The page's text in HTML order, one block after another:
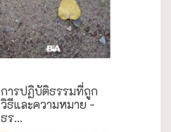
การปฏิบัติธรรมที่ถูก
วิธีและความหมาย -
ธร...